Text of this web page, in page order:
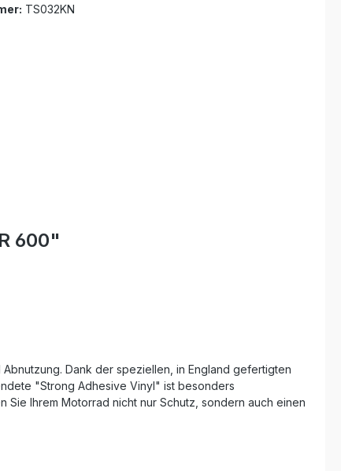
TS032KN
600"
Dank der speziellen, in England gefertigten
"Strong Adhesive Vinyl" ist besonders
Ihrem Motorrad nicht nur Schutz, sondern auch einen